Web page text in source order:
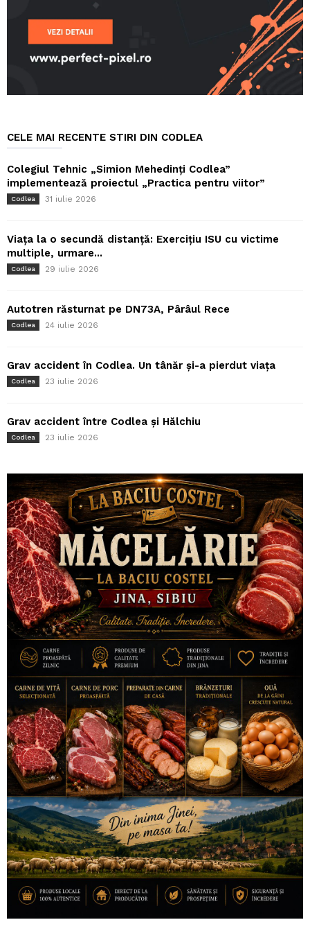
CELE MAI RECENTE STIRI DIN CODLEA
Colegiul Tehnic „Simion Mehedinți Codlea”
implementează proiectul „Practica pentru viitor”
Codlea 31 iulie 2026
Viața la o secundă distanță: Exercițiu ISU cu victime
multiple, urmare...
Codlea 29 iulie 2026
Autotren răsturnat pe DN73A, Pârâul Rece
Codlea 24 iulie 2026
Grav accident în Codlea. Un tânăr și-a pierdut viața
Codlea 23 iulie 2026
Grav accident între Codlea și Hălchiu
Codlea 23 iulie 2026